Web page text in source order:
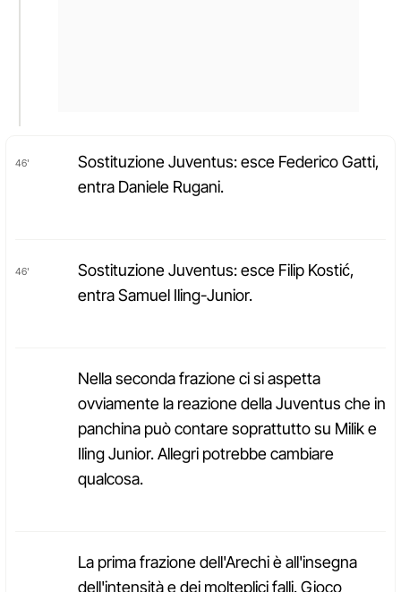
46'
Sostituzione Juventus: esce Federico Gatti,
entra Daniele Rugani.
46'
Sostituzione Juventus: esce Filip Kostić,
entra Samuel Iling-Junior.
Nella seconda frazione ci si aspetta
ovviamente la reazione della Juventus che in
panchina può contare soprattutto su Milik e
Iling Junior. Allegri potrebbe cambiare
qualcosa.
La prima frazione dell'Arechi è all'insegna
dell'intensità e dei molteplici falli. Gioco